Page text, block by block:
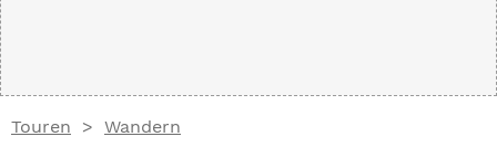
Touren Wandern